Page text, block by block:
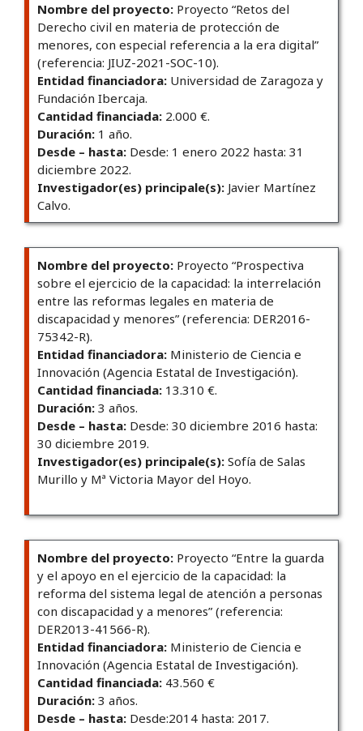
Nombre del proyecto: Proyecto “Retos del
Derecho civil en materia de protección de
menores, con especial referencia a la era digital”
(referencia: JIUZ-2021-SOC-10).
Entidad financiadora: Universidad de Zaragoza y
Fundación Ibercaja.
Cantidad financiada: 2.000 €.
Duración: 1 año.
Desde – hasta: Desde: 1 enero 2022 hasta: 31
diciembre 2022.
Investigador(es) principale(s): Javier Martínez
Calvo.
Nombre del proyecto: Proyecto “Prospectiva
sobre el ejercicio de la capacidad: la interrelación
entre las reformas legales en materia de
discapacidad y menores” (referencia: DER2016-
75342-R).
Entidad financiadora: Ministerio de Ciencia e
Innovación (Agencia Estatal de Investigación).
Cantidad financiada: 13.310 €.
Duración: 3 años.
Desde – hasta: Desde: 30 diciembre 2016 hasta:
30 diciembre 2019.
Investigador(es) principale(s): Sofía de Salas
Murillo y Mª Victoria Mayor del Hoyo.
Nombre del proyecto: Proyecto “Entre la guarda
y el apoyo en el ejercicio de la capacidad: la
reforma del sistema legal de atención a personas
con discapacidad y a menores” (referencia:
DER2013-41566-R).
Entidad financiadora: Ministerio de Ciencia e
Innovación (Agencia Estatal de Investigación).
Cantidad financiada: 43.560 €
Duración: 3 años.
Desde – hasta: Desde:2014 hasta: 2017.